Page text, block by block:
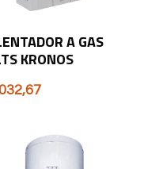
A GAS
KRONOS